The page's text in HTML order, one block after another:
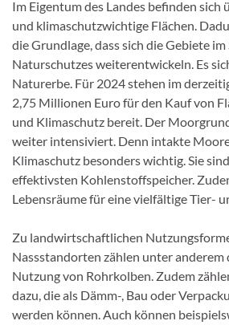
Im Eigentum des Landes befinden sich
und klimaschutzwichtige Flächen.
die Grundlage, dass sich die Gebiete im
Naturschutzes weiterentwickeln. Es
Naturerbe. Für 2024 stehen im
2,75 Millionen Euro für den Kauf von
und Klimaschutz bereit. Der
weiter intensiviert. Denn intakte
Klimaschutz besonders wichtig. Sie
effektivsten Kohlenstoffspeicher.
Lebensräume für eine vielfältige Tier-
Zu landwirtschaftlichen
Nassstandorten zählen unter anderem
Nutzung von Rohrkolben. Zudem
dazu, die als Dämm-, Bau oder
werden können. Auch können